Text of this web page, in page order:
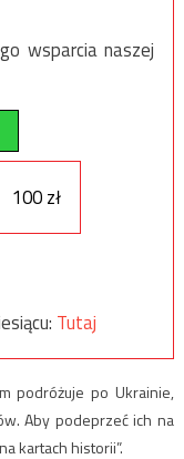
wsparcia naszej
100 zł
Tutaj
podróżuje po Ukrainie,
Aby podeprzeć ich na
kartach historii”.